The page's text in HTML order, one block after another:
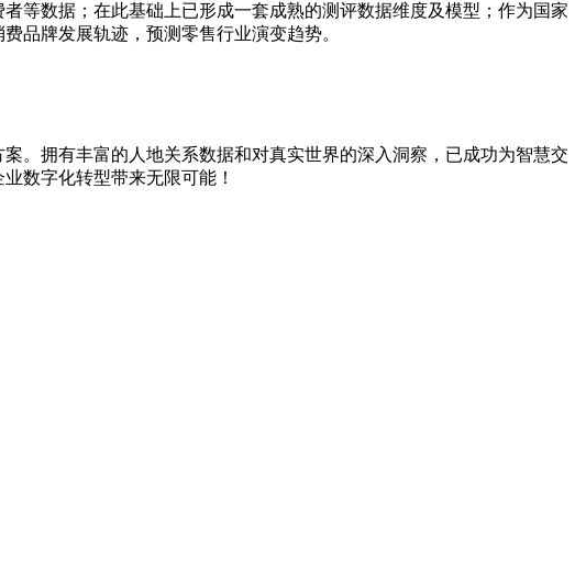
等数据；在此基础上已形成一套成熟的测评数据维度及模型；作为国家
品牌发展轨迹，预测零售行业演变趋势。
。拥有丰富的人地关系数据和对真实世界的深入洞察，已成功为智慧交
数字化转型带来无限可能！